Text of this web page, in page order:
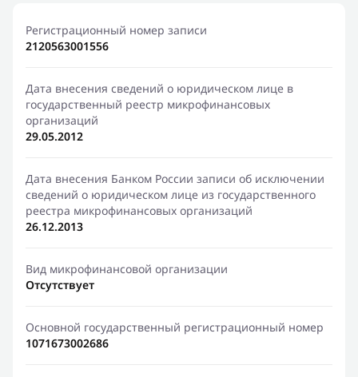
Регистрационный номер записи
2120563001556
Дата внесения сведений о юридическом лице в
государственный реестр микрофинансовых
организаций
29.05.2012
Дата внесения Банком России записи об исключении
сведений о юридическом лице из государственного
реестра микрофинансовых организаций
26.12.2013
Вид микрофинансовой организации
Отсутствует
Основной государственный регистрационный номер
1071673002686